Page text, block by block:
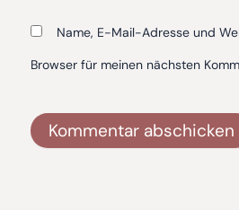
Name, E-Mail-Adresse und
Browser für meinen nächsten